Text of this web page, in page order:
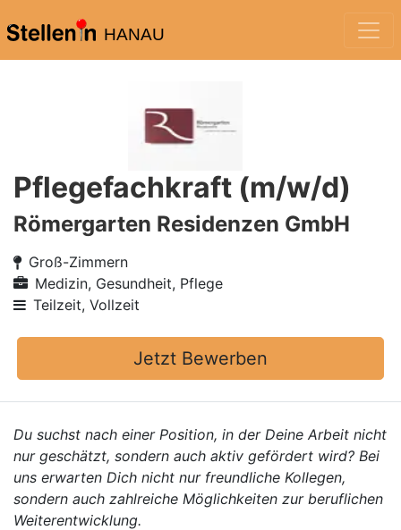
HANAU
Pflegefachkraft (m/w/d)
Römergarten Residenzen GmbH
Groß-Zimmern
Medizin, Gesundheit, Pflege
Teilzeit, Vollzeit
Jetzt Bewerben
Du suchst nach einer Position, in der Deine Arbeit nicht
nur geschätzt, sondern auch aktiv gefördert wird? Bei
uns erwarten Dich nicht nur freundliche Kollegen,
sondern auch zahlreiche Möglichkeiten zur beruflichen
Weiterentwicklung.